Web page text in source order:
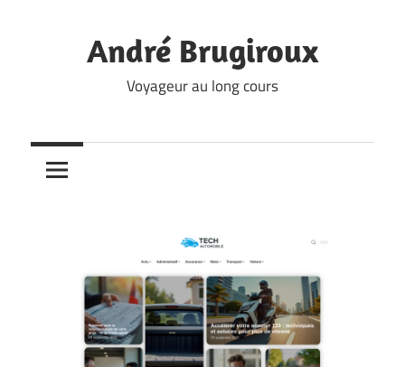
André Brugiroux
Voyageur au long cours